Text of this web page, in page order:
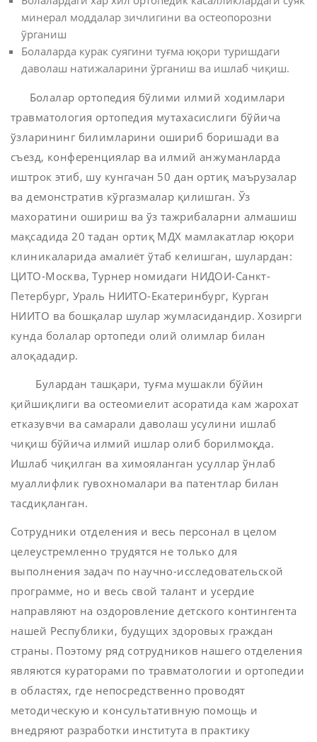
минерал моддалар зичлигини ва остеопорозни
ўрганиш
Болаларда курак суягини туғма юқори туришдаги
даволаш натижаларини ўрганиш ва ишлаб чиқиш.
Болалар ортопедия бўлими илмий ходимлари
травматология ортопедия мутахасислиги бўйича
ўзларининг билимларини ошириб боришади ва
съезд, конференциялар ва илмий анжуманларда
иштрок этиб, шу кунгачан 50 дан ортиқ маърузалар
ва демонстратив кўргазмалар қилишган. Ўз
махоратини ошириш ва ўз тажрибаларни алмашиш
мақсадида 20 тадан ортиқ МДХ мамлакатлар юқори
клиникаларида амалиёт ўтаб келишган, шулардан:
ЦИТО-Москва, Турнер номидаги НИДОИ-Санкт-
Петербург, Ураль НИИТО-Екатеринбург, Курган
НИИТО ва бошқалар шулар жумласидандир. Хозирги
кунда болалар ортопеди олий олимлар билан
алоқададир.
Булардан ташқари, туғма мушакли бўйин
қийшиқлиги ва остеомиелит асоратида кам жарохат
етказувчи ва самарали даволаш усулини ишлаб
чиқиш бўйича илмий ишлар олиб борилмоқда.
Ишлаб чиқилган ва химояланган усуллар ўнлаб
муаллифлик гувохномалари ва патентлар билан
тасдиқланган.
Сотрудники отделения и весь персонал в целом
целеустремленно трудятся не только для
выполнения задач по научно-исследовательской
программе, но и весь свой талант и усердие
направляют на оздоровление детского контингента
нашей Республики, будущих здоровых граждан
страны. Поэтому ряд сотрудников нашего отделения
являются кураторами по травматологии и ортопедии
в областях, где непосредственно проводят
методическую и консультативную помощь и
внедряют разработки института в практику